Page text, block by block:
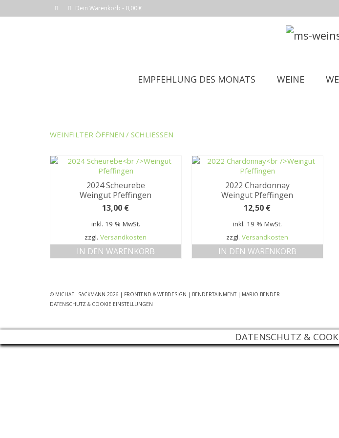
Dein Warenkorb - 0,00€
EMPFEHLUNG DES MONATS WEINE
WEINFILTER ÖFFNEN / SCHLIESSEN
2024 Scheurebe
Weingut Pfeffingen
13,00 €
inkl. 19 % MwSt.
zzgl.Versandkosten
IN DEN WARENKORB
2022 Chardonnay
Weingut Pfeffingen
12,50 €
inkl. 19 % MwSt.
zzgl.Versandkosten
IN DEN WARENKORB
© MICHAEL SACKMANN 2026 | FRONTEND & WEBDESIGN | BENDERTAINMENT | MARIO BENDER
DATENSCHUTZ & COOKIE EINSTELLUNGEN
DATENSCHUTZ &